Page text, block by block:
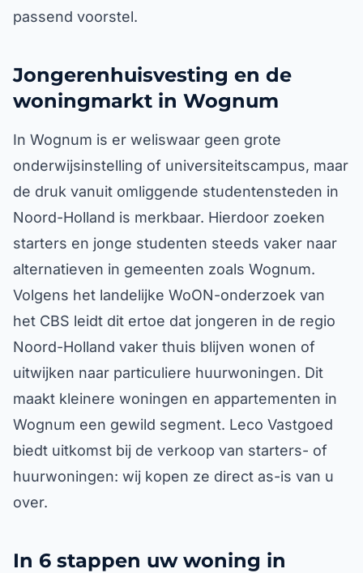
passend voorstel.
Jongerenhuisvesting en de
woningmarkt in Wognum
In Wognum is er weliswaar geen grote
onderwijsinstelling of universiteitscampus, maar
de druk vanuit omliggende studentensteden in
Noord-Holland is merkbaar. Hierdoor zoeken
starters en jonge studenten steeds vaker naar
alternatieven in gemeenten zoals Wognum.
Volgens het landelijke WoON-onderzoek van
het CBS leidt dit ertoe dat jongeren in de regio
Noord-Holland vaker thuis blijven wonen of
uitwijken naar particuliere huurwoningen. Dit
maakt kleinere woningen en appartementen in
Wognum een gewild segment. Leco Vastgoed
biedt uitkomst bij de verkoop van starters- of
huurwoningen: wij kopen ze direct as-is van u
over.
In 6 stappen uw woning in